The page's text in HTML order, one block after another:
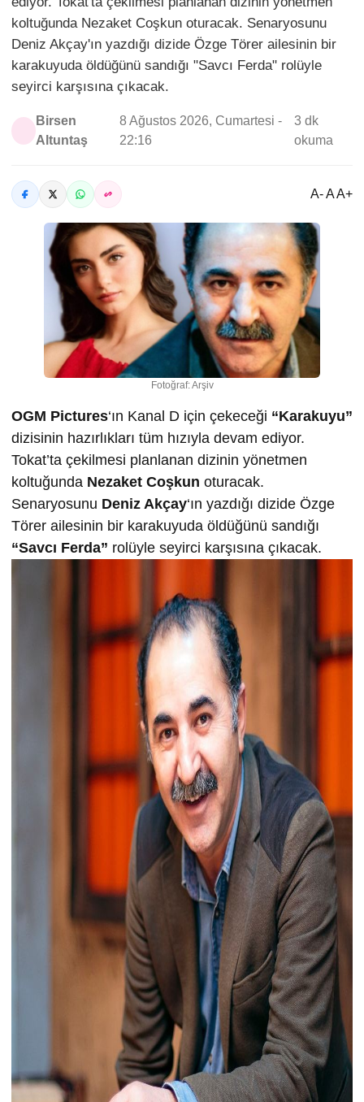
koltuğunda Nezaket Coşkun oturacak. Senaryosunu
Deniz Akçay'ın yazdığı dizide Özge Törer ailesinin bir
karakuyuda öldüğünü sandığı "Savcı Ferda" rolüyle
seyirci karşısına çıkacak.
Birsen
Altuntaş
8 Ağustos 2026, Cumartesi -
22:16
3 dk
okuma
A- A A+
Fotoğraf: Arşiv
OGM Pictures‘ın Kanal D için çekeceği “Karakuyu”
dizisinin hazırlıkları tüm hızıyla devam ediyor.
Tokat’ta çekilmesi planlanan dizinin yönetmen
koltuğunda Nezaket Coşkun oturacak.
Senaryosunu Deniz Akçay‘ın yazdığı dizide Özge
Törer ailesinin bir karakuyuda öldüğünü sandığı
“Savcı Ferda” rolüyle seyirci karşısına çıkacak.